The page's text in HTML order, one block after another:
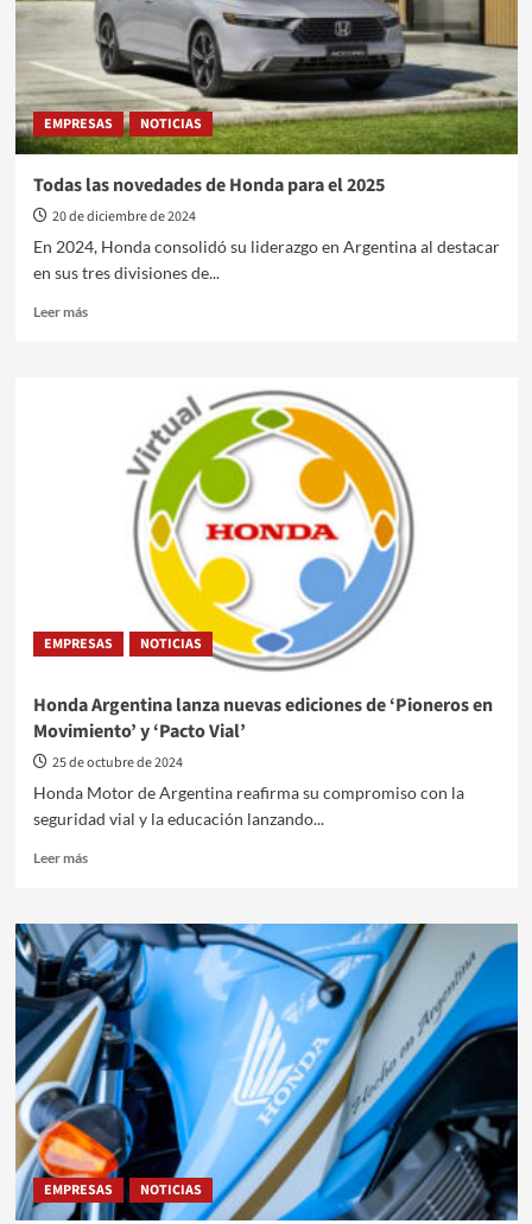
EMPRESAS NOTICIAS
Todas las novedades de Honda para el 2025
20 de diciembre de 2024
En 2024, Honda consolidó su liderazgo en Argentina al destacar
en sus tres divisiones de...
Leer másLeer
Honda
EMPRESAS NOTICIAS
Honda Argentina lanza nuevas ediciones de ‘Pioneros en
Movimiento’ y ‘Pacto Vial’
25 de octubre de 2024
Honda Motor de Argentina reafirma su compromiso con la
seguridad vial y la educación lanzando...
Leer másLeer
Honda
Argentina
lanza
nuevas
ediciones
de
‘Pioneros
en
Movimiento’
‘Pacto
Vial’
EMPRESAS NOTICIAS